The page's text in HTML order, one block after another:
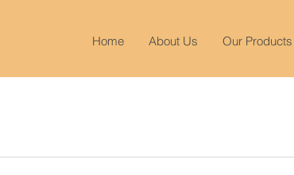
Home About Us Our Products